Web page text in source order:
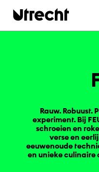
Rauw. Robuust.
experiment. Bij
schroeien en
verse en
eeuwenoude
en unieke culinaire